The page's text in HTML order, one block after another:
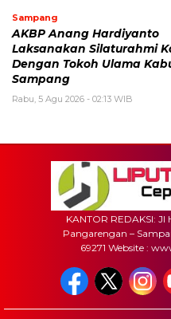
Sampang
AKBP Anang Hardiyanto
Laksanakan Silaturahmi
Dengan Tokoh Ulama
Sampang
Rabu, 5 Agu 2026 - 02:13 WIB
KANTOR REDAKSI:
Pangarengan –
69271 Website :